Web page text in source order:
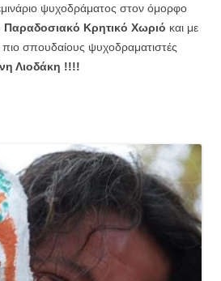
ψυχοδράματος στον όμορφο
Παραδοσιακό Κρητικό Χωριό και με
σπουδαίους ψυχοδραματιστές
Λιοδάκη !!!!